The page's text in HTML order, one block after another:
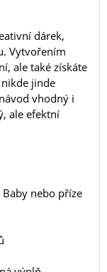
dárek,
Vytvořením
ale také získáte
jinde
vhodný i
ale efektní
nebo příze